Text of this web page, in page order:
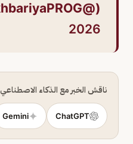
(@alekhbariyaPROG)
2026
ناقش الخبر مع الذكاء الاصطناعي
ChatGPT
Gemini